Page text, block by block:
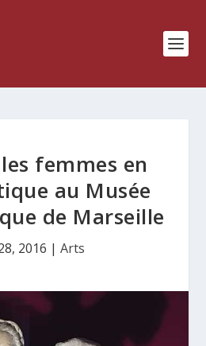
femmes en
au Musée
de Marseille
2016 | Arts